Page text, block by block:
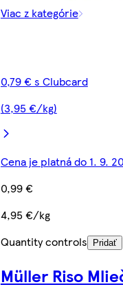
Viac z kategórie
0,79 € s Clubcard
(3,95 €/kg)
Cena je platná do 1. 9.
0,99 €
4,95 €/kg
Quantity controls
Pridať
Müller Riso